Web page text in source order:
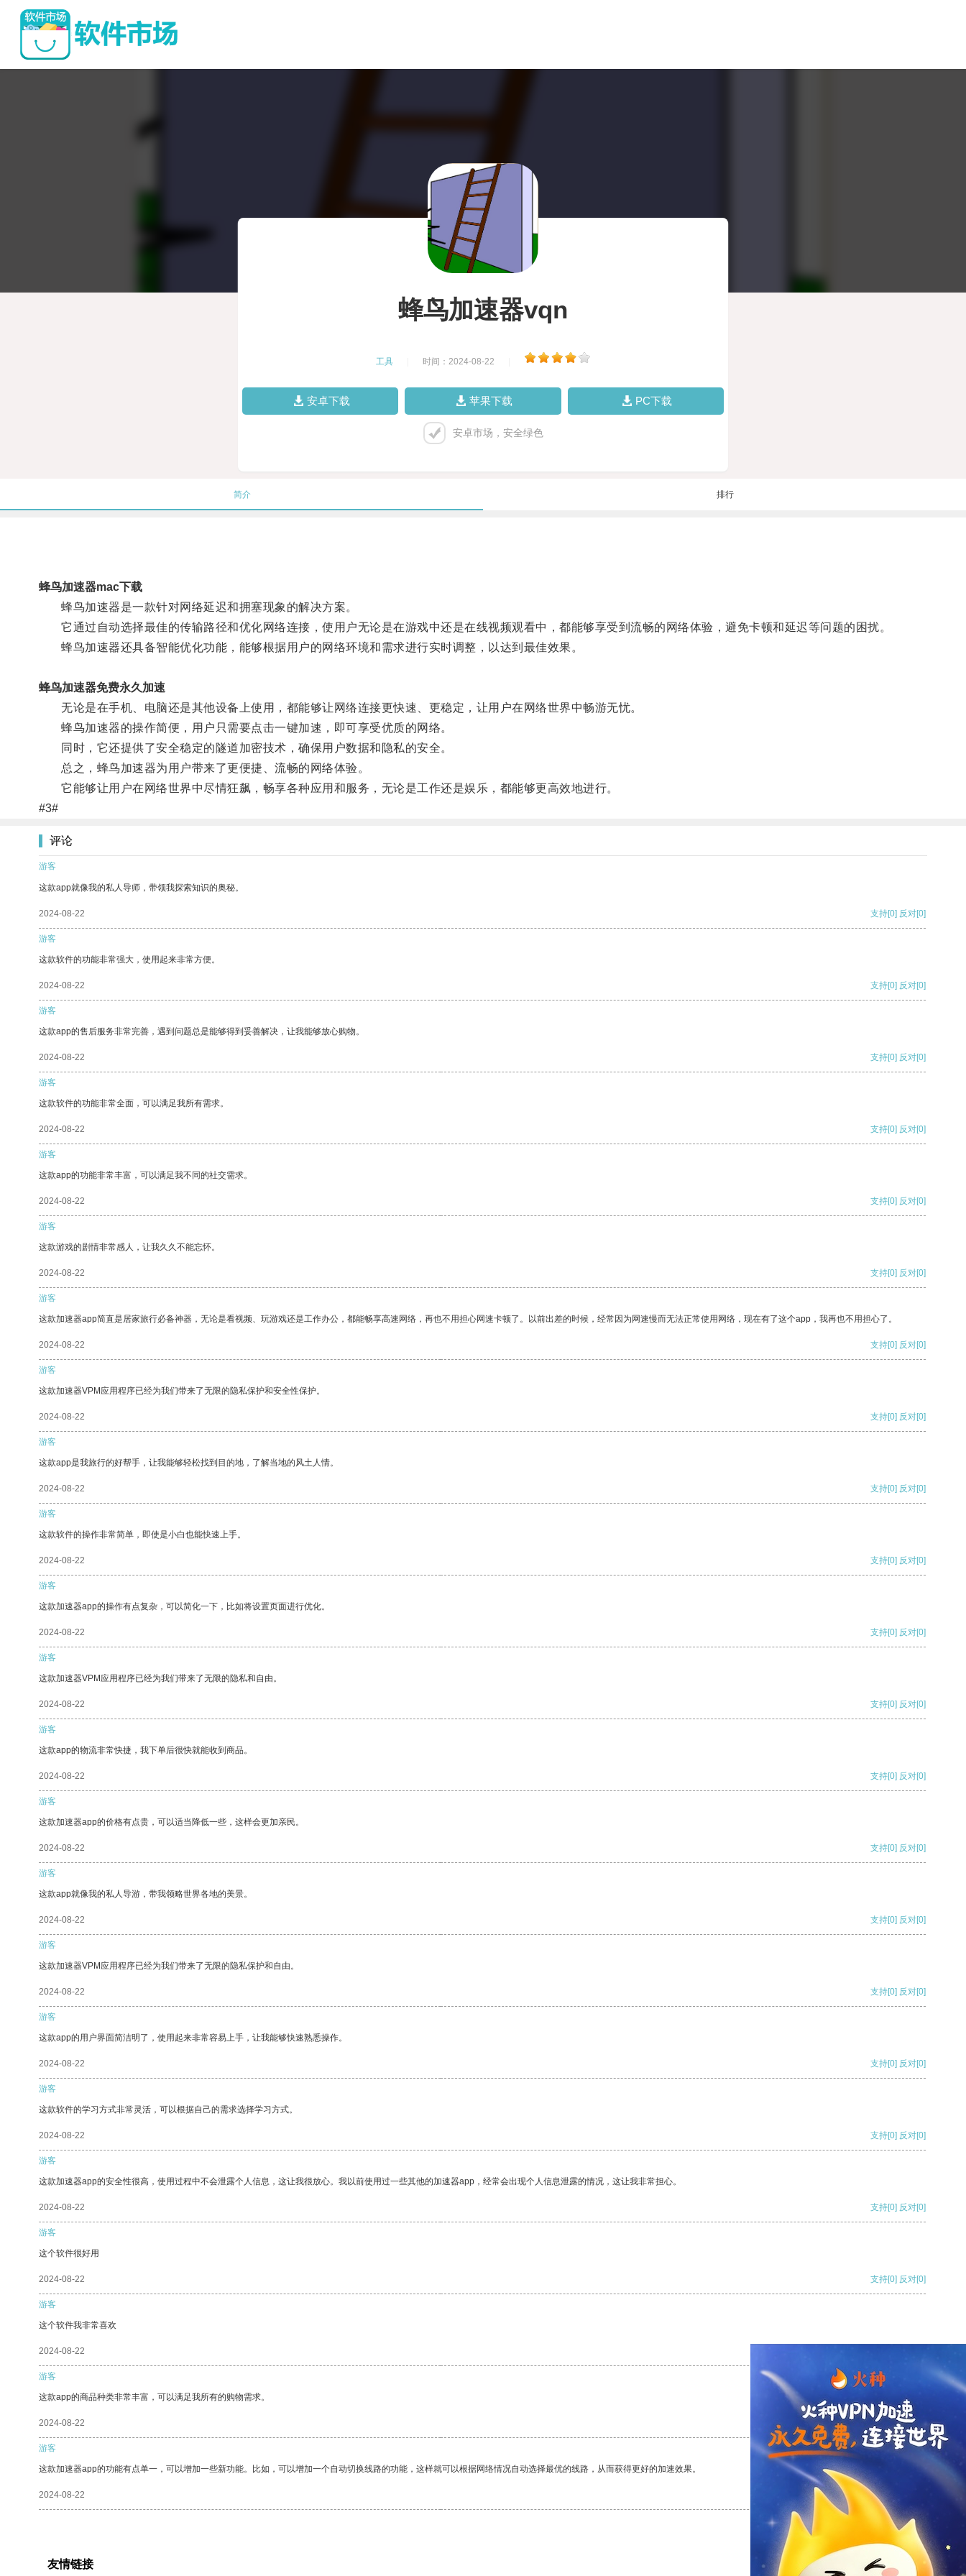
蜂鸟加速器vqn
工具 时间：2024-08-22
安卓下载 苹果下载 PC下载
安卓市场，安全绿色
简介 排行
蜂鸟加速器mac下载
蜂鸟加速器是一款针对网络延迟和拥塞现象的解决方案。
它通过自动选择最佳的传输路径和优化网络连接，使用户无论是在游戏中还是在线视频观看中，都能够享受到流畅的网络体验，避免卡顿和延迟等问题的困扰。
蜂鸟加速器还具备智能优化功能，能够根据用户的网络环境和需求进行实时调整，以达到最佳效果。
蜂鸟加速器免费永久加速
无论是在手机、电脑还是其他设备上使用，都能够让网络连接更快速、更稳定，让用户在网络世界中畅游无忧。
蜂鸟加速器的操作简便，用户只需要点击一键加速，即可享受优质的网络。
同时，它还提供了安全稳定的隧道加密技术，确保用户数据和隐私的安全。
总之，蜂鸟加速器为用户带来了更便捷、流畅的网络体验。
它能够让用户在网络世界中尽情狂飙，畅享各种应用和服务，无论是工作还是娱乐，都能够更高效地进行。
#3#
评论
游客
这款app就像我的私人导师，带领我探索知识的奥秘。
2024-08-22 支持[0] 反对[0]
游客
这款软件的功能非常强大，使用起来非常方便。
2024-08-22 支持[0] 反对[0]
游客
这款app的售后服务非常完善，遇到问题总是能够得到妥善解决，让我能够放心购物。
2024-08-22 支持[0] 反对[0]
游客
这款软件的功能非常全面，可以满足我所有需求。
2024-08-22 支持[0] 反对[0]
游客
这款app的功能非常丰富，可以满足我不同的社交需求。
2024-08-22 支持[0] 反对[0]
游客
这款游戏的剧情非常感人，让我久久不能忘怀。
2024-08-22 支持[0] 反对[0]
游客
这款加速器app简直是居家旅行必备神器，无论是看视频、玩游戏还是工作办公，都能畅享高速网络，再也不用担心网速卡顿了。以前出差的时候，经常因为网速慢而无法正常使用网络，现在有了这个app，我再也不用担心了。
2024-08-22 支持[0] 反对[0]
游客
这款加速器VPM应用程序已经为我们带来了无限的隐私保护和安全性保护。
2024-08-22 支持[0] 反对[0]
游客
这款app是我旅行的好帮手，让我能够轻松找到目的地，了解当地的风土人情。
2024-08-22 支持[0] 反对[0]
游客
这款软件的操作非常简单，即使是小白也能快速上手。
2024-08-22 支持[0] 反对[0]
游客
这款加速器app的操作有点复杂，可以简化一下，比如将设置页面进行优化。
2024-08-22 支持[0] 反对[0]
游客
这款加速器VPM应用程序已经为我们带来了无限的隐私和自由。
2024-08-22 支持[0] 反对[0]
游客
这款app的物流非常快捷，我下单后很快就能收到商品。
2024-08-22 支持[0] 反对[0]
游客
这款加速器app的价格有点贵，可以适当降低一些，这样会更加亲民。
2024-08-22 支持[0] 反对[0]
游客
这款app就像我的私人导游，带我领略世界各地的美景。
2024-08-22 支持[0] 反对[0]
游客
这款加速器VPM应用程序已经为我们带来了无限的隐私保护和自由。
2024-08-22 支持[0] 反对[0]
游客
这款app的用户界面简洁明了，使用起来非常容易上手，让我能够快速熟悉操作。
2024-08-22 支持[0] 反对[0]
游客
这款软件的学习方式非常灵活，可以根据自己的需求选择学习方式。
2024-08-22 支持[0] 反对[0]
游客
这款加速器app的安全性很高，使用过程中不会泄露个人信息，这让我很放心。我以前使用过一些其他的加速器app，经常会出现个人信息泄露的情况，这让我非常担心。
2024-08-22 支持[0] 反对[0]
游客
这个软件很好用
2024-08-22 支持[0] 反对[0]
游客
这个软件我非常喜欢
2024-08-22
游客
这款app的商品种类非常丰富，可以满足我所有的购物需求。
2024-08-22 支持 [0] 反对 [0]
游客
这款加速器app的功能有点单一，可以增加一些新功能。比如，可以增加一个自动切换线路的功能，这样就可以根据网络情况自动选择最优的线路，从而获得更好的加速效果。
2024-08-22 支持
友情链接